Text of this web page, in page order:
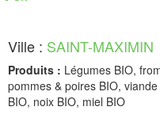
Ville : SAINT-MAXIMIN
Produits : Légumes BIO,
pommes & poires BIO,
BIO, noix BIO, miel BIO